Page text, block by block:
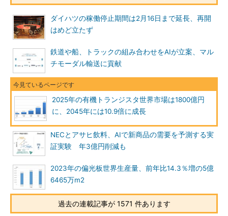
ダイハツの稼働停止期間は2月16日まで延長、再開
はめど立たず
鉄道や船、トラックの組み合わせをAIが立案、マル
チモーダル輸送に貢献
2025年の有機トランジスタ世界市場は1800億円
に、2045年には10.9倍に成長
NECとアサヒ飲料、AIで新商品の需要を予測する実
証実験 年3億円削減も
2023年の偏光板世界生産量、前年比14.3％増の5億
6465万m2
過去の連載記事が 1571 件あります